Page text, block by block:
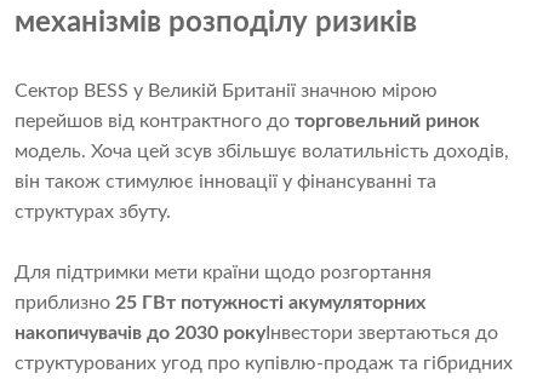
механізмів розподілу ризиків
Сектор BESS у Великій Британії значною мірою
перейшов від контрактного до торговельний ринок
модель. Хоча цей зсув збільшує волатильність доходів,
він також стимулює інновації у фінансуванні та
структурах збуту.
Для підтримки мети країни щодо розгортання
приблизно 25 ГВт потужності акумуляторних
накопичувачів до 2030 рокуІнвестори звертаються до
структурованих угод про купівлю-продаж та гібридних